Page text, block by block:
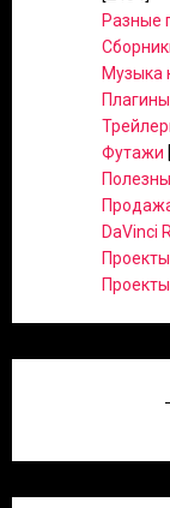
Разные
Музыка
Футажи
DaVinci